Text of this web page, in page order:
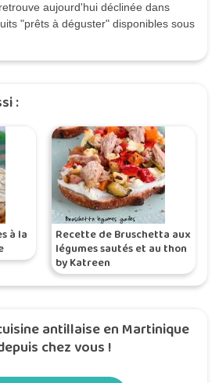
aujourd'hui déclinée dans
"prêts à déguster" disponibles sous
:
à la
Recette de Bruschetta aux
légumes sautés et au thon
by Katreen
antillaise en Martinique
chez vous !